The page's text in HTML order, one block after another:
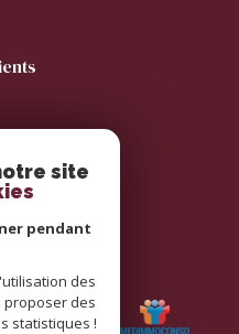
site
pendant
des
proposer des
statistiques !